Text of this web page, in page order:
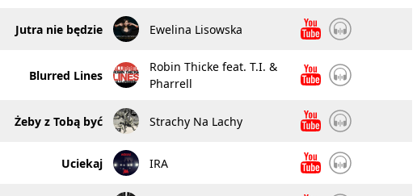
Jutra nie będzie Ewelina Lisowska
Blurred Lines
Robin Thicke feat. T.I. &
Pharrell
Żeby z Tobą być Strachy Na Lachy
Uciekaj IRA